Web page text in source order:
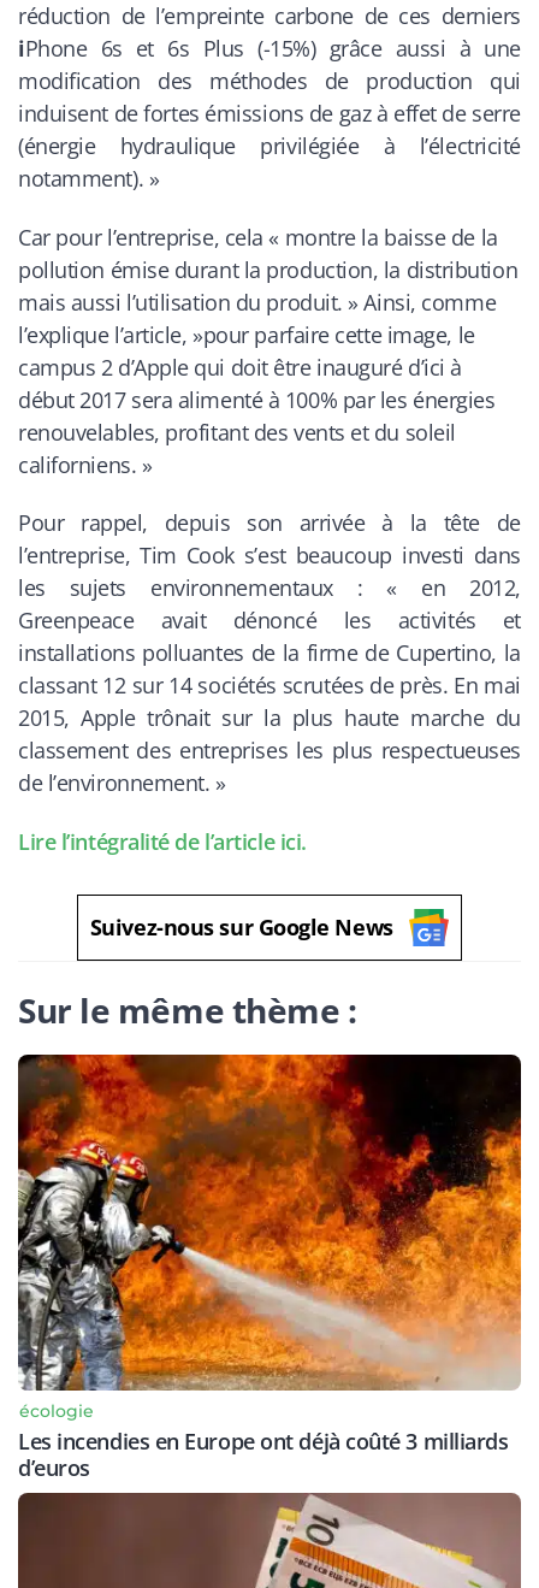
réduction de l’empreinte carbone de ces derniers
iPhone 6s et 6s Plus (-15%) grâce aussi à une
modification des méthodes de production qui
induisent de fortes émissions de gaz à effet de serre
(énergie hydraulique privilégiée à l’électricité
notamment). »
Car pour l’entreprise, cela « montre la baisse de la
pollution émise durant la production, la distribution
mais aussi l’utilisation du produit. » Ainsi, comme
l’explique l’article, »pour parfaire cette image, le
campus 2 d’Apple qui doit être inauguré d’ici à
début 2017 sera alimenté à 100% par les énergies
renouvelables, profitant des vents et du soleil
californiens. »
Pour rappel, depuis son arrivée à la tête de
l’entreprise, Tim Cook s’est beaucoup investi dans
les sujets environnementaux :« en 2012,
Greenpeace avait dénoncé les activités et
installations polluantes de la firme de Cupertino, la
classant 12 sur 14 sociétés scrutées de près. En mai
2015, Apple trônait sur la plus haute marche du
classement des entreprises les plus respectueuses
de l’environnement. »
Lire l’intégralité de l’article ici.
Suivez-nous sur Google News
Sur le même thème :
écologie
Les incendies en Europe ont déjà coûté 3 milliards
d’euros